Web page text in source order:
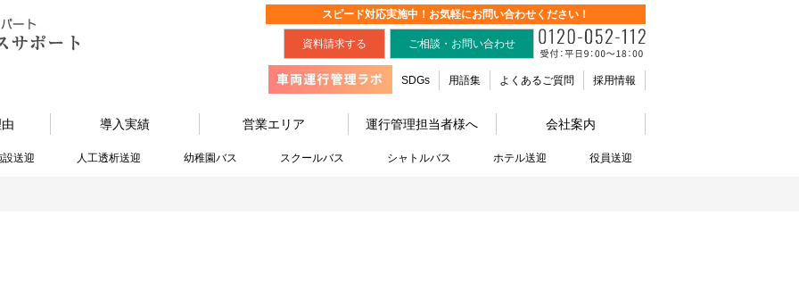
スピード対応実施中！お気軽にお問い合わせください！
資料請求する ご相談・お問い合わせ
SDGs 用語集 よくあるご質問 採用情報
導入実績 営業エリア 運行管理担当者様へ 会社案内
送迎 人工透析送迎 幼稚園バス スクールバス シャトルバス ホテル送迎 役員送迎